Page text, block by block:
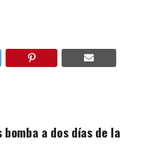
a dos días de la